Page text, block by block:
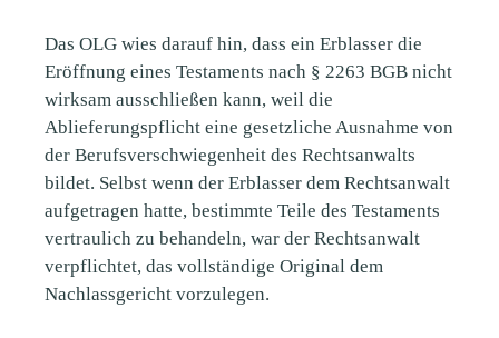
Das OLG wies darauf hin, dass ein Erblasser die
Eröffnung eines Testaments nach § 2263 BGB nicht
wirksam ausschließen kann, weil die
Ablieferungspflicht eine gesetzliche Ausnahme von
der Berufsverschwiegenheit des Rechtsanwalts
bildet. Selbst wenn der Erblasser dem Rechtsanwalt
aufgetragen hatte, bestimmte Teile des Testaments
vertraulich zu behandeln, war der Rechtsanwalt
verpflichtet, das vollständige Original dem
Nachlassgericht vorzulegen.